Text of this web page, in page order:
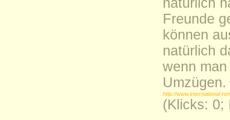
natürlich
Freunde
können
natürlich
wenn
Umzügen.
http://www.international-
(Klicks: 0;